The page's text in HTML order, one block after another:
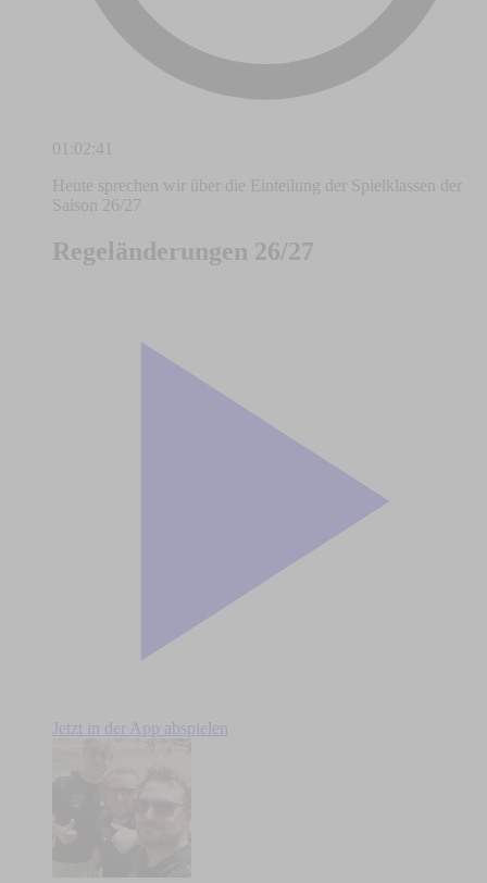
01:02:41
Heute sprechen wir über die Einteilung der Spielklassen der
Saison 26/27
Regeländerungen 26/27
Jetzt in der App abspielen